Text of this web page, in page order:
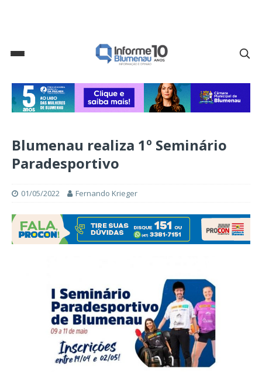
Blumenau realiza 1º Seminário
Paradesportivo
01/05/2022 Fernando Krieger